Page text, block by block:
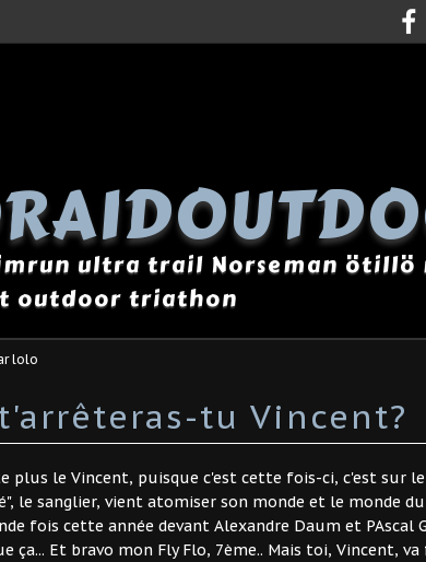
ultra trail Norseman ötillö
outdoor triathon
lolo
tu Vincent?
plus le Vincent, puisque c'est cette fois-ci, c'est sur
le sanglier, vient atomiser son monde et le monde
fois cette année devant Alexandre Daum et PAscal
ça... Et bravo mon Fly Flo, 7ème.. Mais toi, Vincent,